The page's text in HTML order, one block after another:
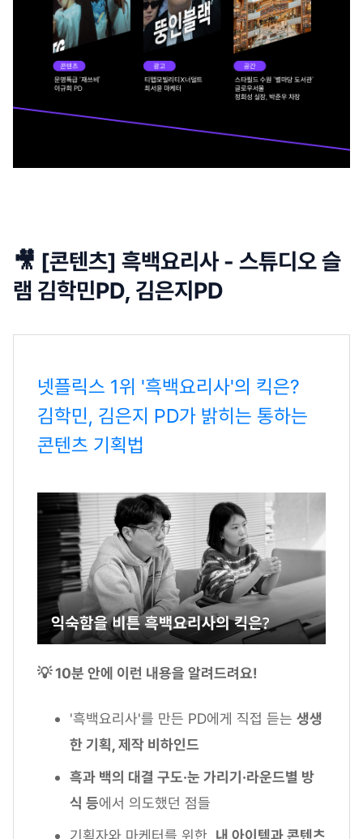
🎥 [콘텐츠] 흑백요리사 - 스튜디오 슬
램 김학민PD, 김은지PD
넷플릭스 1위 '흑백요리사'의 킥은?
김학민, 김은지 PD가 밝히는 통하는
콘텐츠 기획법
💡 10분 안에 이런 내용을 알려드려요!
'흑백요리사'를 만든 PD에게 직접 듣는 생생
한 기획, 제작 비하인드
흑과 백의 대결 구도·눈 가리기·라운드별 방
식 등에서 의도했던 점들
기획자와 마케터를 위한, 내 아이템과 콘텐츠